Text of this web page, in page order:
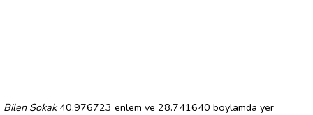
Bilen Sokak40.976723 enlem ve 28.741640 boylamda yer